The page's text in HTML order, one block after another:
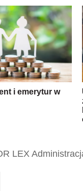
i emerytur w
LEX